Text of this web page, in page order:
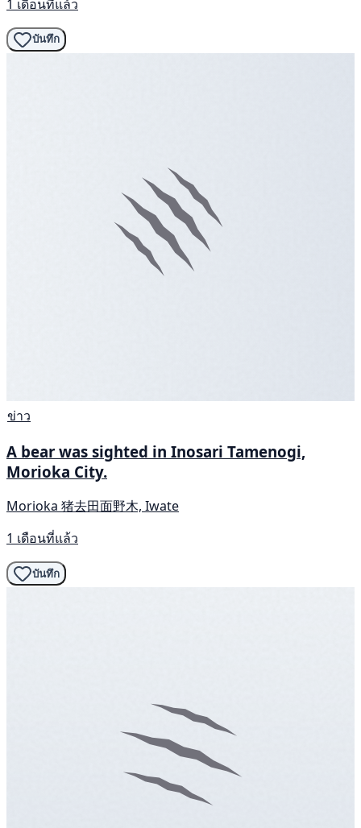
1 เดือนที่แล้ว
บันทึก
ข่าว
A bear was sighted in Inosari Tamenogi,
Morioka City.
Morioka 猪去田面野木, Iwate
1 เดือนที่แล้ว
บันทึก